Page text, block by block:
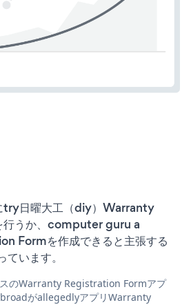
try日曜大工（diy）Warranty
うか、computer guru a
Formを作成できると主張する
います。
のWarranty Registration Formアプ
がallegedlyアプリWarranty